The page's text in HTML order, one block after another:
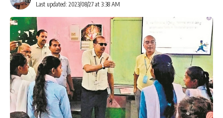
Last updated: 2023/08/27 at 3:38 AM